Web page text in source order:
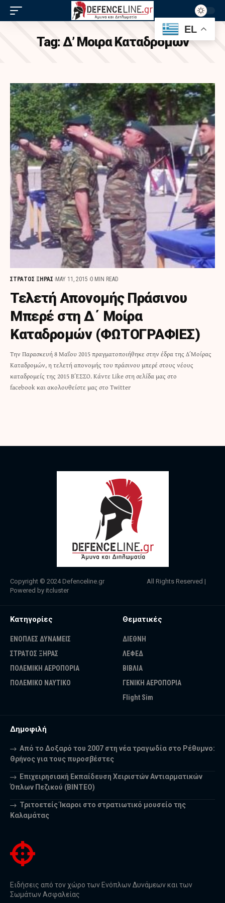
Tag:Δ’ Μοιρα Καταδρομων
ΣΤΡΑΤΟΣ ΞΗΡΑΣ MAY 11, 2015 0 MIN READ
Τελετή Απονομής Πράσινου
Μπερέ στη Δ΄ Μοίρα
Καταδρομών (ΦΩΤΟΓΡΑΦΙΕΣ)
Την Παρασκευή 8 Μαΐου 2015 πραγματοποιήθηκε στην έδρα της Δ΄ Μοίρας
Καταδρομών, η τελετή απονομής του πράσινου μπερέ στους νέους
καταδρομείς της 2015 Β΄ ΕΣΣΟ. Κάντε Like στη σελίδα μας στο
facebook και ακολουθείστε μας στο Twitter
Copyright © 2024 Defenceline.gr All Rights Reserved |
Powered by itcluster
Κατηγορίες
ΕΝΟΠΛΕΣ ΔΥΝΑΜΕΙΣ
ΣΤΡΑΤΟΣ ΞΗΡΑΣ
ΠΟΛΕΜΙΚΗ ΑΕΡΟΠΟΡΙΑ
ΠΟΛΕΜΙΚΟ ΝΑΥΤΙΚΟ
Θεματικές
ΔΙΕΘΝΗ
ΛΕΦΕΔ
ΒΙΒΛΙΑ
ΓΕΝΙΚΗ ΑΕΡΟΠΟΡΙΑ
Flight Sim
Δημοφιλή
Από το Δοξαρό του 2007 στη νέα τραγωδία στο Ρέθυμνο:
Θρήνος για τους πυροσβέστες
Επιχειρησιακή Εκπαίδευση Χειριστών Αντιαρματικών
Όπλων Πεζικού (ΒΙΝΤΕΟ)
Τριτοετείς Ίκαροι στο στρατιωτικό μουσείο της
Καλαμάτας
Ειδήσεις από τον χώρο των Ενόπλων Δυνάμεων και των
Σωμάτων Ασφαλείας
EL